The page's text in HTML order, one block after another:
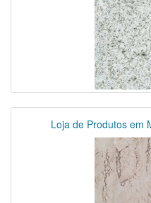
Loja de Produtos em